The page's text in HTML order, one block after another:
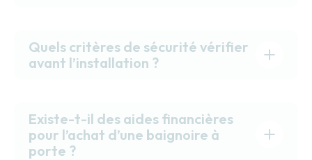
Quels critères de sécurité vérifier
avant l’installation ?
Existe-t-il des aides financières
pour l’achat d’une baignoire à
porte ?